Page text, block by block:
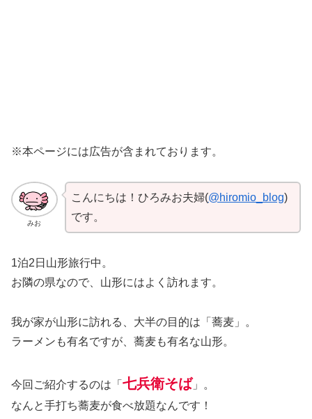
※本ページには広告が含まれております。
みお
こんにちは！ひろみお夫婦(@hiromio_blog)
です。
1泊2日山形旅行中。
お隣の県なので、山形にはよく訪れます。
我が家が山形に訪れる、大半の目的は「蕎麦」。
ラーメンも有名ですが、蕎麦も有名な山形。
今回ご紹介するのは「 七兵衛そば 」。
なんと手打ち蕎麦が食べ放題なんです！